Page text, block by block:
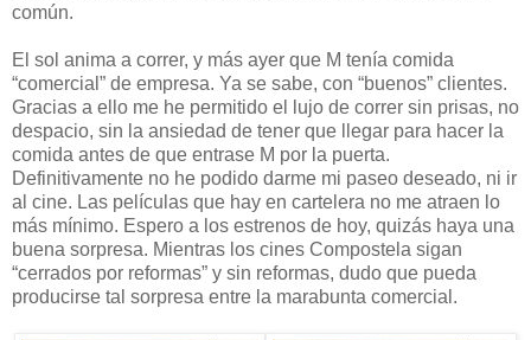
común.
El sol anima a correr, y más ayer que M tenía comida
“comercial” de empresa. Ya se sabe, con “buenos” clientes.
Gracias a ello me he permitido el lujo de correr sin prisas, no
despacio, sin la ansiedad de tener que llegar para hacer la
comida antes de que entrase M por la puerta.
Definitivamente no he podido darme mi paseo deseado, ni ir
al cine. Las películas que hay en cartelera no me atraen lo
más mínimo. Espero a los estrenos de hoy, quizás haya una
buena sorpresa. Mientras los cines Compostela sigan
“cerrados por reformas” y sin reformas, dudo que pueda
producirse tal sorpresa entre la marabunta comercial.